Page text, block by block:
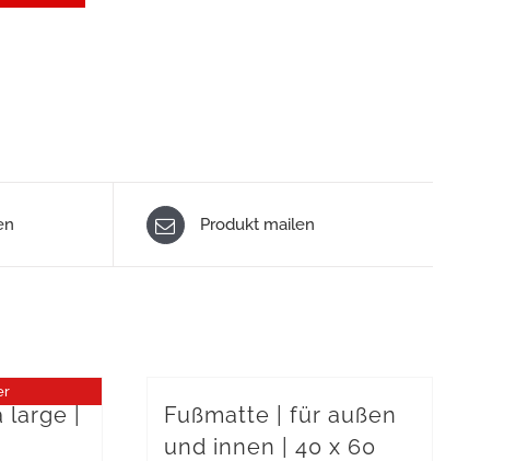
Produkt mailen
|
Fußmatte | für außen
und innen | 40 x 60